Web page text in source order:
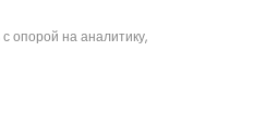
опорой на аналитику,